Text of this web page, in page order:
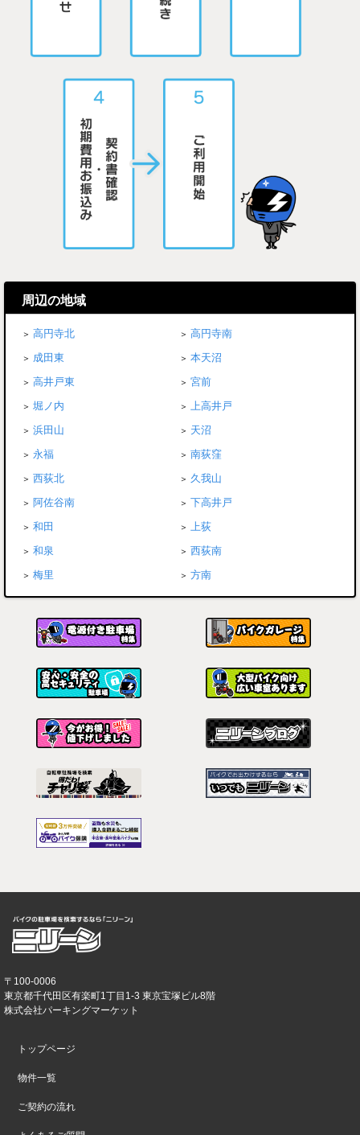
周辺の地域
高円寺北
高円寺南
成田東
本天沼
高井戸東
宮前
堀ノ内
上高井戸
浜田山
天沼
永福
南荻窪
西荻北
久我山
阿佐谷南
下高井戸
和田
上荻
和泉
西荻南
梅里
方南
〒100-0006
東京都千代田区有楽町1丁目1-3 東京宝塚ビル8階
株式会社パーキングマーケット
トップページ
物件一覧
ご契約の流れ